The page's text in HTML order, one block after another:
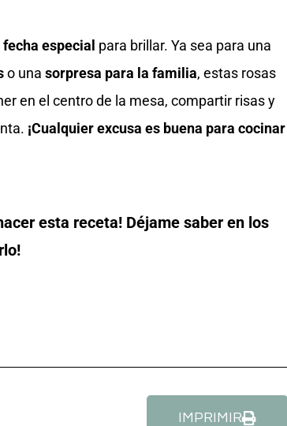
especial para brillar. Ya sea para una
o una sorpresa para la familia, estas rosas
en el centro de la mesa, compartir risas y
¡Cualquier excusa es buena para cocinar
esta receta! Déjame saber en los
IMPRIMIR